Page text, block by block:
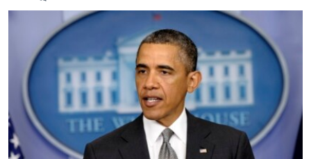
ညွန်း
စာမျက်နှာ
သို့
အစ္စရေး-ပါလက်စတိုင်း
အင်္ဂလိပ်စာလေ့လာမယ်
အမေရိကန်သုံးအီဒီယံ
မကြေးမုံရဲ့ အင်္ဂလိပ်စာ
ရုပ်ရှင်ထဲက အင်္ဂလိပ်စာ
သုတပဒေသာ အင်္ဂလိပ်စာ
အပတ်စဉ်ကဏ္ဍများ
ရေဒီယို
တီဗွီ
ရေဒီယိုနှင့်ရုပ်သံ အချက်အလက်များ
ရေဒီယို/တီဗွီအစီအစဉ်
Learning English
ဗွီအိုအေ လူမှုကွန်ယက်များ